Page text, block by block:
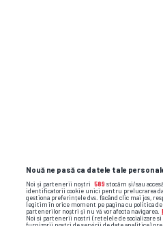
Nouă ne pasă ca datele tale
Noi și partenerii noștri 589 stocăm și/sau
identificatorii cookie unici pentru prelucrarea
gestiona preferințele dvs. făcând clic mai jos,
legitim în orice moment pe pagina cu politica
partenerilor noștri și nu vă vor afecta navigarea.
Noi si partenerii nostri (retelele de socializare